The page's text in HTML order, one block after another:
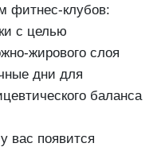
фитнес-клубов:
с целью
жирового слоя
дни для
баланса
вас появится